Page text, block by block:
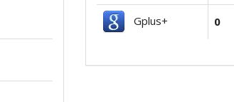
Gplus+ 0